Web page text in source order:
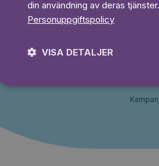
din användning av deras tjänster.
Personuppgiftspolicy
VISA DETALJER